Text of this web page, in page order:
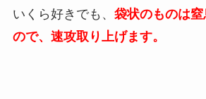
いくら好きでも、 袋状のものは
ので、速攻取り上げます。